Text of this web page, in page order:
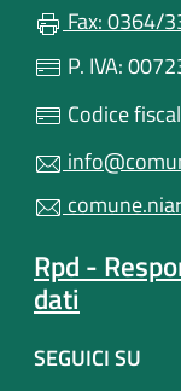
Fax: 0364/
P. IVA:
Codice
Rpd -
dati
SEGUICI SU